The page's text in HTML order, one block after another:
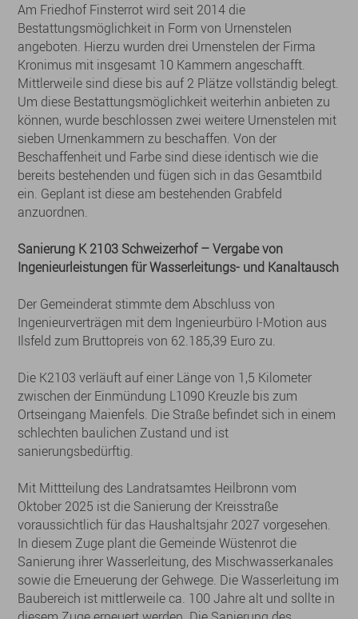
Am Friedhof Finsterrot wird seit 2014 die
Bestattungsmöglichkeit in Form von Urnenstelen
angeboten. Hierzu wurden drei Urnenstelen der Firma
Kronimus mit insgesamt 10 Kammern angeschafft.
Mittlerweile sind diese bis auf 2 Plätze vollständig belegt.
Um diese Bestattungsmöglichkeit weiterhin anbieten zu
können, wurde beschlossen zwei weitere Urnenstelen mit
sieben Urnenkammern zu beschaffen. Von der
Beschaffenheit und Farbe sind diese identisch wie die
bereits bestehenden und fügen sich in das Gesamtbild
ein. Geplant ist diese am bestehenden Grabfeld
anzuordnen.
Sanierung K 2103 Schweizerhof – Vergabe von
Ingenieurleistungen für Wasserleitungs- und Kanaltausch
Der Gemeinderat stimmte dem Abschluss von
Ingenieurverträgen mit dem Ingenieurbüro I-Motion aus
Ilsfeld zum Bruttopreis von 62.185,39 Euro zu.
Die K2103 verläuft auf einer Länge von 1,5 Kilometer
zwischen der Einmündung L1090 Kreuzle bis zum
Ortseingang Maienfels. Die Straße befindet sich in einem
schlechten baulichen Zustand und ist
sanierungsbedürftig.
Mit Mittteilung des Landratsamtes Heilbronn vom
Oktober 2025 ist die Sanierung der Kreisstraße
voraussichtlich für das Haushaltsjahr 2027 vorgesehen.
In diesem Zuge plant die Gemeinde Wüstenrot die
Sanierung ihrer Wasserleitung, des Mischwasserkanales
sowie die Erneuerung der Gehwege. Die Wasserleitung im
Baubereich ist mittlerweile ca. 100 Jahre alt und sollte in